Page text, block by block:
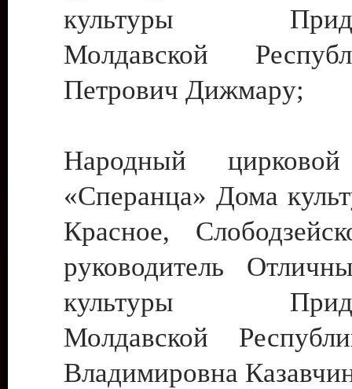
культуры
Молдавской
Петрович Дижмару;
Народный цирковой
«Сперанца» Дома
Красное,
руководитель
культуры
Молдавской
Владимировна